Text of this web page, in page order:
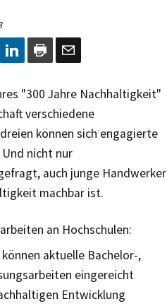
"300 Jahre Nachhaltigkeit"
verschiedene
können sich engagierte
nicht nur
auch junge Handwerker
machbar ist.
an Hochschulen:
aktuelle Bachelor-,
eingereicht
Entwicklung